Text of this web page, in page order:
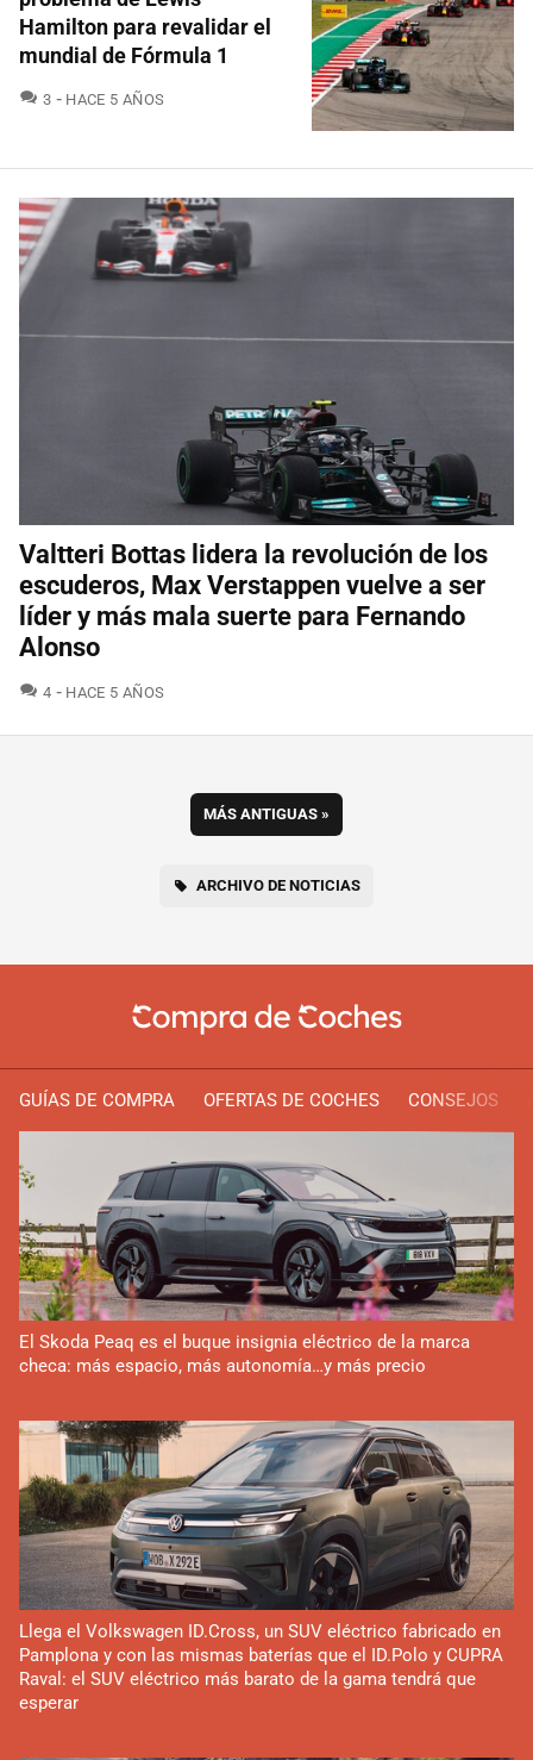
Hamilton para revalidar el
mundial de Fórmula 1
3 COMENTARIOS
HACE 5 AÑOS
Valtteri Bottas lidera la revolución de los
escuderos, Max Verstappen vuelve a ser
líder y más mala suerte para Fernando
Alonso
4 COMENTARIOS
HACE 5 AÑOS
MÁS ANTIGUAS »
ARCHIVO DE NOTICIAS
GUÍAS DE COMPRA OFERTAS DE COCHES CONSEJOS
El Skoda Peaq es el buque insignia eléctrico de la marca
checa: más espacio, más autonomía…y más precio
Llega el Volkswagen ID.Cross, un SUV eléctrico fabricado en
Pamplona y con las mismas baterías que el ID.Polo y CUPRA
Raval: el SUV eléctrico más barato de la gama tendrá que
esperar